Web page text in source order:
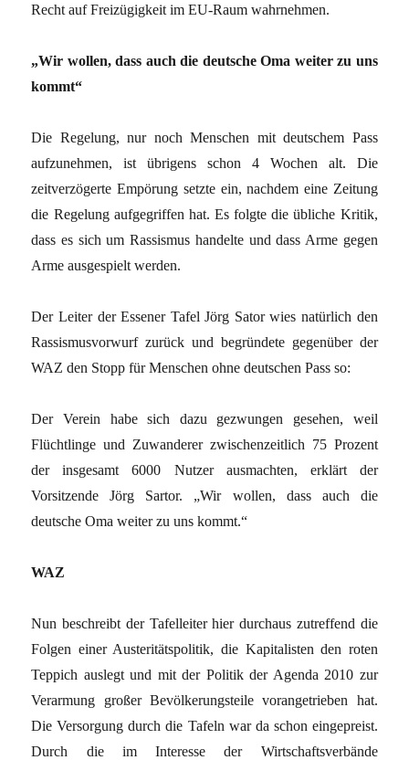
Recht auf Freizügigkeit im EU-Raum wahrnehmen.
„Wir wollen, dass auch die deutsche Oma weiter zu uns
kommt“
Die Regelung, nur noch Menschen mit deutschem Pass
aufzunehmen, ist übrigens schon 4 Wochen alt. Die
zeitverzögerte Empörung setzte ein, nachdem eine Zeitung
die Regelung aufgegriffen hat. Es folgte die übliche Kritik,
dass es sich um Rassismus handelte und dass Arme gegen
Arme ausgespielt werden.
Der Leiter der Essener Tafel Jörg Sator wies natürlich den
Rassismusvorwurf zurück und begründete gegenüber der
WAZ den Stopp für Menschen ohne deutschen Pass so:
Der Verein habe sich dazu gezwungen gesehen, weil
Flüchtlinge und Zuwanderer zwischenzeitlich 75 Prozent
der insgesamt 6000 Nutzer ausmachten, erklärt der
Vorsitzende Jörg Sartor. „Wir wollen, dass auch die
deutsche Oma weiter zu uns kommt.“
WAZ
Nun beschreibt der Tafelleiter hier durchaus zutreffend die
Folgen einer Austeritätspolitik, die Kapitalisten den roten
Teppich auslegt und mit der Politik der Agenda 2010 zur
Verarmung großer Bevölkerungsteile vorangetrieben hat.
Die Versorgung durch die Tafeln war da schon eingepreist.
Durch die im Interesse der Wirtschaftsverbände